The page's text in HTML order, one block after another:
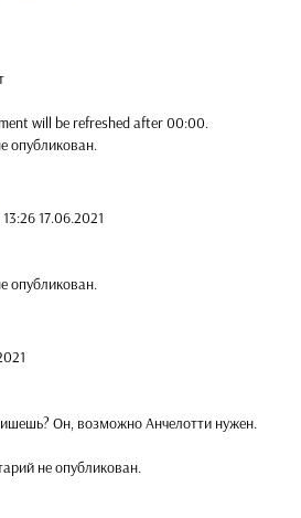
will be refreshed after00:00.
опубликован.
13:26 17.06.2021
опубликован.
Он, возможно Анчелотти нужен.
не опубликован.